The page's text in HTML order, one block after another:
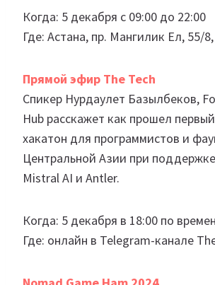
Когда: 5 декабря с 09:00 до 22:00
Где: Астана, пр. Мангилик Ел, 55/
Прямой эфир The Tech
Спикер Нурдаулет Базылбеков,
Hub расскажет как прошел
хакатон для программистов и
Центральной Азии при
Mistral AI и Antler.
Когда: 5 декабря в 18:00 по
Где: онлайн в Telegram-канале